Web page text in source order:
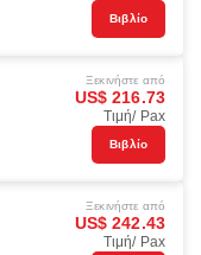
Βιβλίο
Ξεκινήστε από
US$ 216.73
Τιμή/ Pax
Βιβλίο
Ξεκινήστε από
US$ 242.43
Τιμή/ Pax